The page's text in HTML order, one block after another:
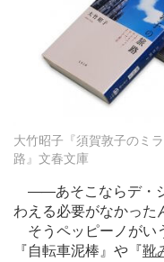
大竹昭子『須賀敦子のミ
路』文春文庫
――あそこならデ・
わえる必要がなかった
そうペッピーノがい
『自転車泥棒』や『靴